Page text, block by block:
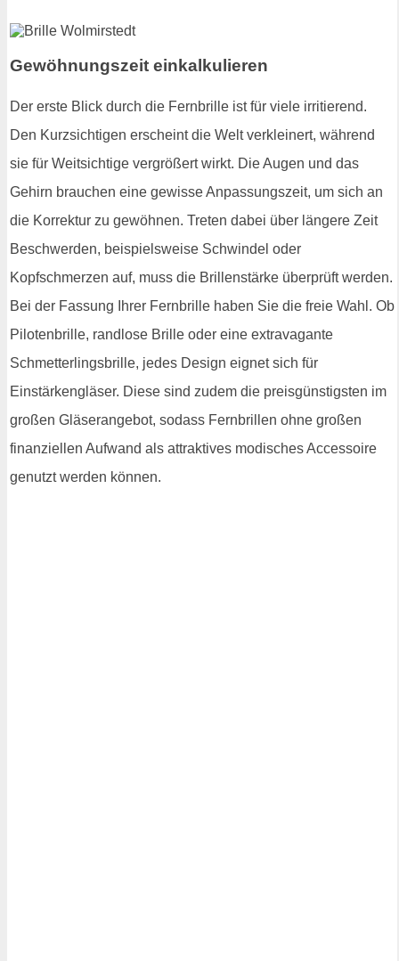
Gewöhnungszeit einkalkulieren
Der erste Blick durch die Fernbrille ist für viele irritierend.
Den Kurzsichtigen erscheint die Welt verkleinert, während
sie für Weitsichtige vergrößert wirkt. Die Augen und das
Gehirn brauchen eine gewisse Anpassungszeit, um sich an
die Korrektur zu gewöhnen. Treten dabei über längere Zeit
Beschwerden, beispielsweise Schwindel oder
Kopfschmerzen auf, muss die Brillenstärke überprüft werden.
Bei der Fassung Ihrer Fernbrille haben Sie die freie Wahl. Ob
Pilotenbrille, randlose Brille oder eine extravagante
Schmetterlingsbrille, jedes Design eignet sich für
Einstärkengläser. Diese sind zudem die preisgünstigsten im
großen Gläserangebot, sodass Fernbrillen ohne großen
finanziellen Aufwand als attraktives modisches Accessoire
genutzt werden können.